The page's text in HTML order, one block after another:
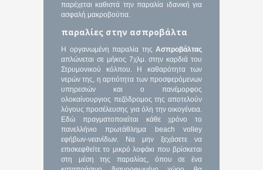
παρέχεται καθιστά την παραλία ιδανική για
ασφαλή μακροβούτια.
παραλίες στην ασπροβάλτα
Η οργανωμένη παραλία της Ασπροβάλτας
απλώνεται σε μήκος 7χλμ. στην καρδιά του
Στρυμονικού κόλπου. Η καθαρότητα των
νερών της, η αρτιότητα των προσφερόμενων
υπηρεσιών και ο πανέμορφος
ολοκαίνουργιος πεζόδρομος της αποτελούν
λόγους προσέλευσης για όλη την οικογένεια.
Εδώ πραγματοποιείται κάθε χρόνο το
πανελλήνιο πρωτάθλημα beach volley
εφήβων-νεανίδων. Να μην ξεχάσετε να
επισκεφθείτε το μικρό λοφάκι που βρίσκεται
στη μέση της παραλίας, όπου σε ένα